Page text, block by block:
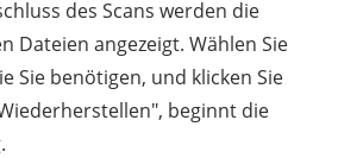
des Scans werden die
Dateien angezeigt. Wählen Sie
Sie benötigen, und klicken Sie
beginnt die